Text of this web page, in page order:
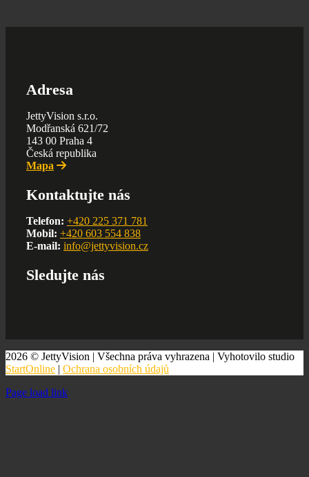
Adresa
JettyVision s.r.o.
Modřanská 621/72
143 00 Praha 4
Česká republika
Mapa
Kontaktujte nás
Telefon: +420 225 371 781
Mobil: +420 603 554 838
E-mail: info@jettyvision.cz
Sledujte nás
2026 © JettyVision | Všechna práva vyhrazena | Vyhotovilo studio
StartOnline | Ochrana osobních údajů
Page load link